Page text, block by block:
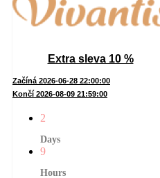
Extra sleva 10 %
Začíná 2026-06-28 22:00:00
Končí 2026-08-09 21:59:00
2
Days
9
Hours